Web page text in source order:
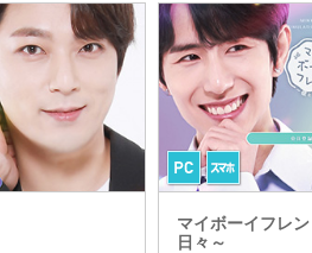
マイボーイフレ
日々～